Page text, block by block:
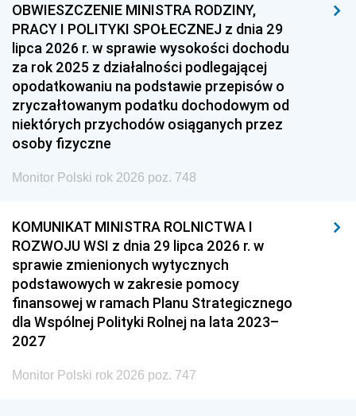
OBWIESZCZENIE MINISTRA RODZINY,
PRACY I POLITYKI SPOŁECZNEJ z dnia 29
lipca 2026 r. w sprawie wysokości dochodu
za rok 2025 z działalności podlegającej
opodatkowaniu na podstawie przepisów o
zryczałtowanym podatku dochodowym od
niektórych przychodów osiąganych przez
osoby fizyczne
Monitor Polski rok 2026 poz. 748
KOMUNIKAT MINISTRA ROLNICTWA I
ROZWOJU WSI z dnia 29 lipca 2026 r. w
sprawie zmienionych wytycznych
podstawowych w zakresie pomocy
finansowej w ramach Planu Strategicznego
dla Wspólnej Polityki Rolnej na lata 2023–
2027
Monitor Polski rok 2026 poz. 747